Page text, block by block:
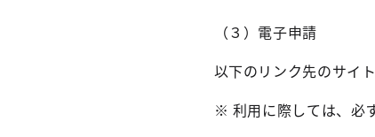
（３）電子申請
以下のリンク先のサイ
※ 利用に際しては、必